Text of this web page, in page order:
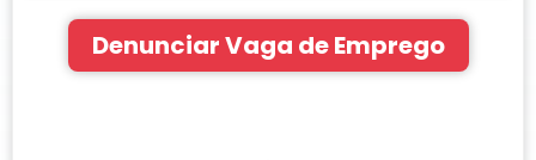
Denunciar Vaga de Emprego